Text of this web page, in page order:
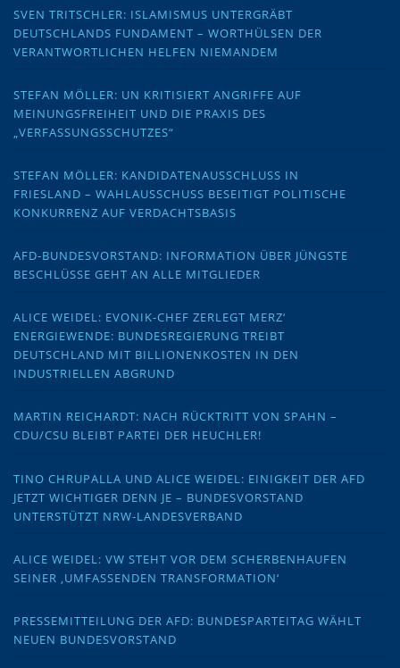
SVEN TRITSCHLER: ISLAMISMUS UNTERGRÄBT
DEUTSCHLANDS FUNDAMENT – WORTHÜLSEN DER
VERANTWORTLICHEN HELFEN NIEMANDEM
STEFAN MÖLLER: UN KRITISIERT ANGRIFFE AUF
MEINUNGSFREIHEIT UND DIE PRAXIS DES
„VERFASSUNGSSCHUTZES“
STEFAN MÖLLER: KANDIDATENAUSSCHLUSS IN
FRIESLAND – WAHLAUSSCHUSS BESEITIGT POLITISCHE
KONKURRENZ AUF VERDACHTSBASIS
AFD-BUNDESVORSTAND: INFORMATION ÜBER JÜNGSTE
BESCHLÜSSE GEHT AN ALLE MITGLIEDER
ALICE WEIDEL: EVONIK-CHEF ZERLEGT MERZ‘
ENERGIEWENDE: BUNDESREGIERUNG TREIBT
DEUTSCHLAND MIT BILLIONENKOSTEN IN DEN
INDUSTRIELLEN ABGRUND
MARTIN REICHARDT: NACH RÜCKTRITT VON SPAHN –
CDU/CSU BLEIBT PARTEI DER HEUCHLER!
TINO CHRUPALLA UND ALICE WEIDEL: EINIGKEIT DER AFD
JETZT WICHTIGER DENN JE – BUNDESVORSTAND
UNTERSTÜTZT NRW-LANDESVERBAND
ALICE WEIDEL: VW STEHT VOR DEM SCHERBENHAUFEN
SEINER ‚UMFASSENDEN TRANSFORMATION‘
PRESSEMITTEILUNG DER AFD: BUNDESPARTEITAG WÄHLT
NEUEN BUNDESVORSTAND